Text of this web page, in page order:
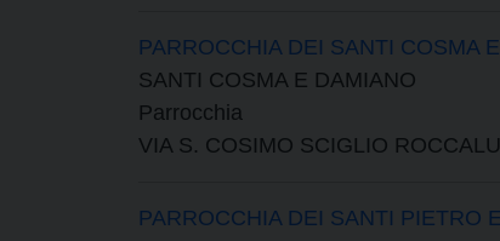
PARROCCHIA DEI SANTI COSMA
SANTI COSMA E DAMIANO
Parrocchia
VIA S. COSIMO SCIGLIO
PARROCCHIA DEI SANTI PIETRO